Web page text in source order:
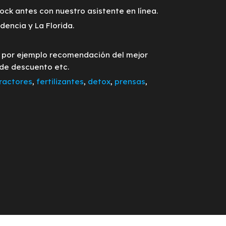
antes con nuestro asistente en línea.
y La Florida.
ejemplo recomendación del mejor
descuento etc.
, fertilizantes, detox, prensas,